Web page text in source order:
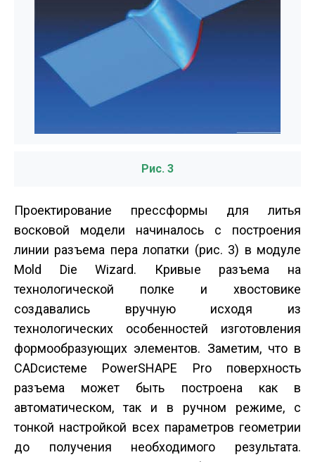
Рис. 3
Проектирование пресс­формы для литья
восковой модели начиналось с построения
линии разъема пера лопатки (рис. 3) в модуле
Mold Die Wizard. Кривые разъема на
технологической полке и хвостовике
создавались вручную исходя из
технологических особенностей изготовления
формообразующих элементов. Заметим, что в
CAD­системе PowerSHAPE Pro поверхность
разъема может быть построена как в
автоматическом, так и в ручном режиме, с
тонкой настройкой всех параметров геометрии
до получения необходимого результата.